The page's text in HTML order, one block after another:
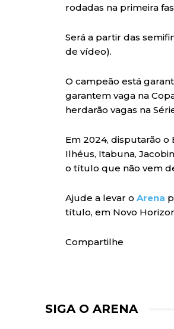
rodadas na primeira
Será a partir das
de vídeo).
O campeão está
garantem vaga na
herdarão vagas na
Em 2024, disputarão o
Ilhéus, Itabuna,
o título que não vem
Ajude a levar o Arena
título, em Novo
Compartilhe
SIGA O ARENA